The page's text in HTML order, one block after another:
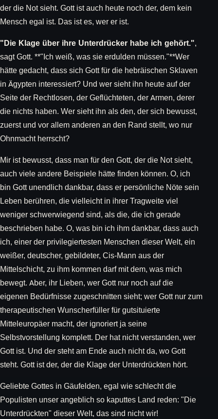
der die Not sieht. Gott ist auch heute noch der, dem kein
Mensch egal ist. Das ist es, wer er ist.
"Die Klage über ihre Unterdrücker habe ich gehört.",
sagt Gott. **"Ich weiß, was sie erdulden müssen."**Wer
hätte gedacht, dass sich Gott für die hebräischen Sklaven
in Ägypten interessiert? Und wer sieht ihn heute auf der
Seite der Rechtlosen, der Geflüchteten, der Armen, derer
die nichts haben. Wer sieht ihn als den, der sich bewusst,
zuerst und vor allem anderen an den Rand stellt, wo nur
Ohnmacht herrscht?
Mir ist bewusst, dass man für den Gott, der die Not sieht,
auch viele andere Beispiele hätte finden können. O, ich
bin Gott unendlich dankbar, dass er persönliche Nöte sein
Leben berühren, die vielleicht in ihrer Tragweite viel
weniger schwerwiegend sind, als die, die ich gerade
beschrieben habe. O, was bin ich ihm dankbar, dass auch
ich, einer der privilegiertesten Menschen dieser Welt, ein
weißer, deutscher, gebildeter, Cis-Mann aus der
Mittelschicht, zu ihm kommen darf mit dem, was mich
bewegt. Aber, ihr Lieben, wer Gott nur noch auf die
eigenen Bedürfnisse zugeschnitten sieht; wer Gott nur zum
therapeutischen Wunscherfüller für gutsituierte
Mitteleuropäer macht, der ignoriert ja seine
Selbstvorstellung komplett. Der hat nicht verstanden, wer
Gott ist. Und der steht am Ende auch nicht da, wo Gott
steht. Gott ist der, der die Klage der Unterdrückten hört.
Geliebte Gottes in Gäufelden, egal wie schlecht die
Populisten unser angeblich so kaputtes Land reden: "Die
Unterdrückten" dieser Welt, das sind nicht wir!